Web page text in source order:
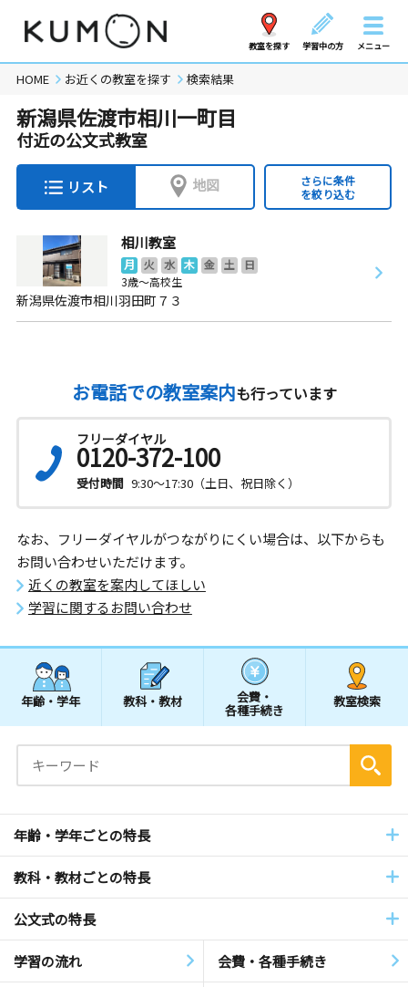
教室を探す 学習中の方 メニュー
HOME お近くの教室を探す 検索結果
新潟県佐渡市相川一町目
付近の公文式教室
リスト 地図
さらに条件
を絞り込む
相川教室
月 火 水 木 金 土
日
3歳～高校生
新潟県佐渡市相川羽田町７３
お電話での教室案内も行っています
フリーダイヤル
0120-372-100
受付時間 9:30～17:30（土日、祝日除く）
なお、フリーダイヤルがつながりにくい場合は、以下からも
お問い合わせいただけます。
近くの教室を案内してほしい
学習に関するお問い合わせ
年齢・学年 教科・教材 会費・
各種手続き
教室検索
年齢・学年ごとの特長
教科・教材ごとの特長
公文式の特長
学習の流れ 会費・各種手続き